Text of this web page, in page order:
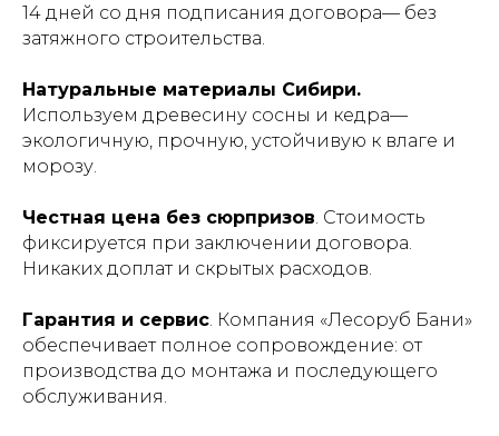
14 дней со дня подписания договора— без
затяжного строительства.
Натуральные материалы Сибири.
Используем древесину сосны и кедра—
экологичную, прочную, устойчивую к влаге и
морозу.
Честная цена без сюрпризов. Стоимость
фиксируется при заключении договора.
Никаких доплат и скрытых расходов.
Гарантия и сервис. Компания «Лесоруб Бани»
обеспечивает полное сопровождение: от
производства до монтажа и последующего
обслуживания.
Как выбрать баню —
рекомендации